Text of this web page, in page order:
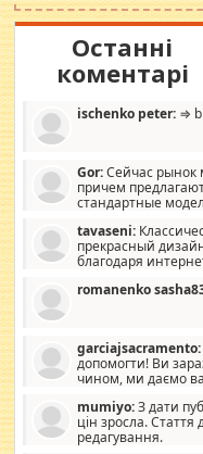
Останні
коментарі
ischenko peter: ⇒
Gor:Сейчас
причем
стандартные
стандартные формы, в
со вкусом все в
мебель, а это не
tavaseni:
прекрасный
благодаря
romanenko
garciajsacramento:
допомогти! Ви
чином, ми даємо
допомагати людям, які
заслуговує на другий
повинні приймати від
mumiyo:З дати
цін зросла.
редагування.